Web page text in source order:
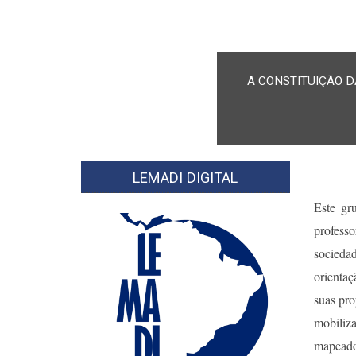
A CONSTITUIÇÃO
​​LEMADI DIGITAL
Este
suas